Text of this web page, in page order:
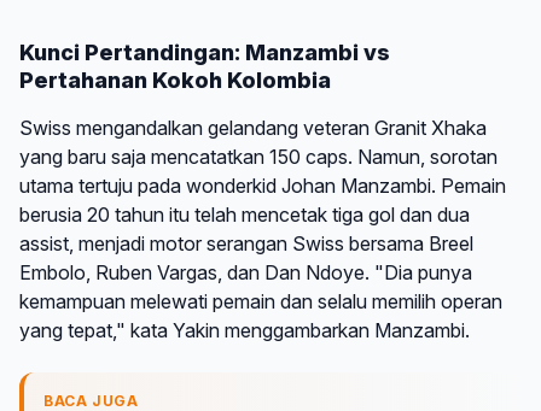
Kunci Pertandingan: Manzambi vs
Pertahanan Kokoh Kolombia
Swiss mengandalkan gelandang veteran Granit Xhaka
yang baru saja mencatatkan 150 caps. Namun, sorotan
utama tertuju pada wonderkid Johan Manzambi. Pemain
berusia 20 tahun itu telah mencetak tiga gol dan dua
assist, menjadi motor serangan Swiss bersama Breel
Embolo, Ruben Vargas, dan Dan Ndoye. "Dia punya
kemampuan melewati pemain dan selalu memilih operan
yang tepat," kata Yakin menggambarkan Manzambi.
BACA JUGA